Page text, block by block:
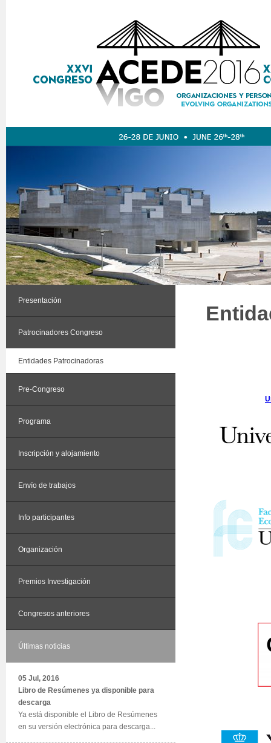
Presentación
Patrocinadores Congreso
Entidades Patrocinadoras
Pre-Congreso
Programa
Inscripción y alojamiento
Envío de trabajos
Info participantes
Organización
Premios Investigación
Congresos anteriores
Últimas noticias
05 Jul, 2016
Libro de Resúmenes ya disponible para
descarga
Ya está disponible el Libro de Resúmenes
en su versión electrónica para descarga...